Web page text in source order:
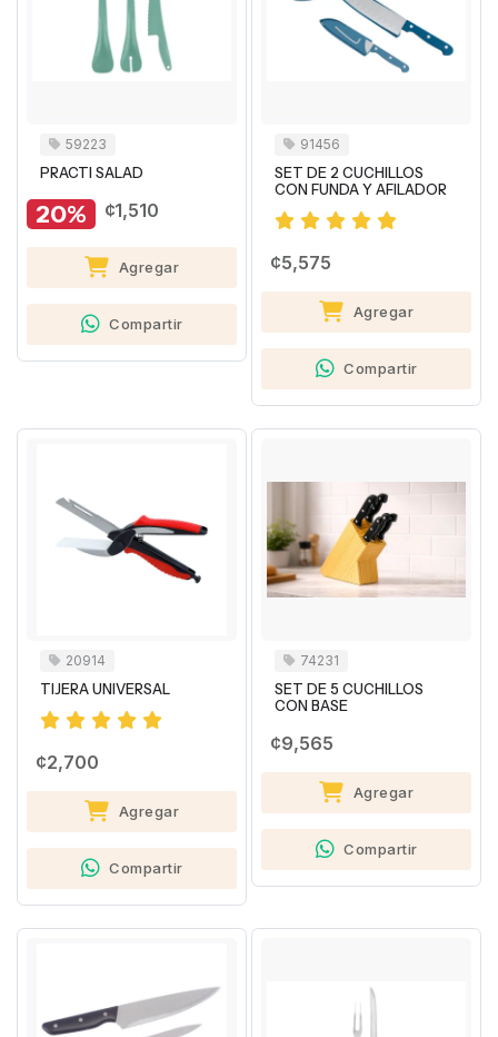
59223
PRACTI SALAD
20% ¢1,510
Agregar
Compartir
91456
SET DE 2 CUCHILLOS
CON FUNDA Y AFILADOR
¢5,575
Agregar
Compartir
20914
TIJERA UNIVERSAL
¢2,700
Agregar
Compartir
74231
SET DE 5 CUCHILLOS
CON BASE
¢9,565
Agregar
Compartir